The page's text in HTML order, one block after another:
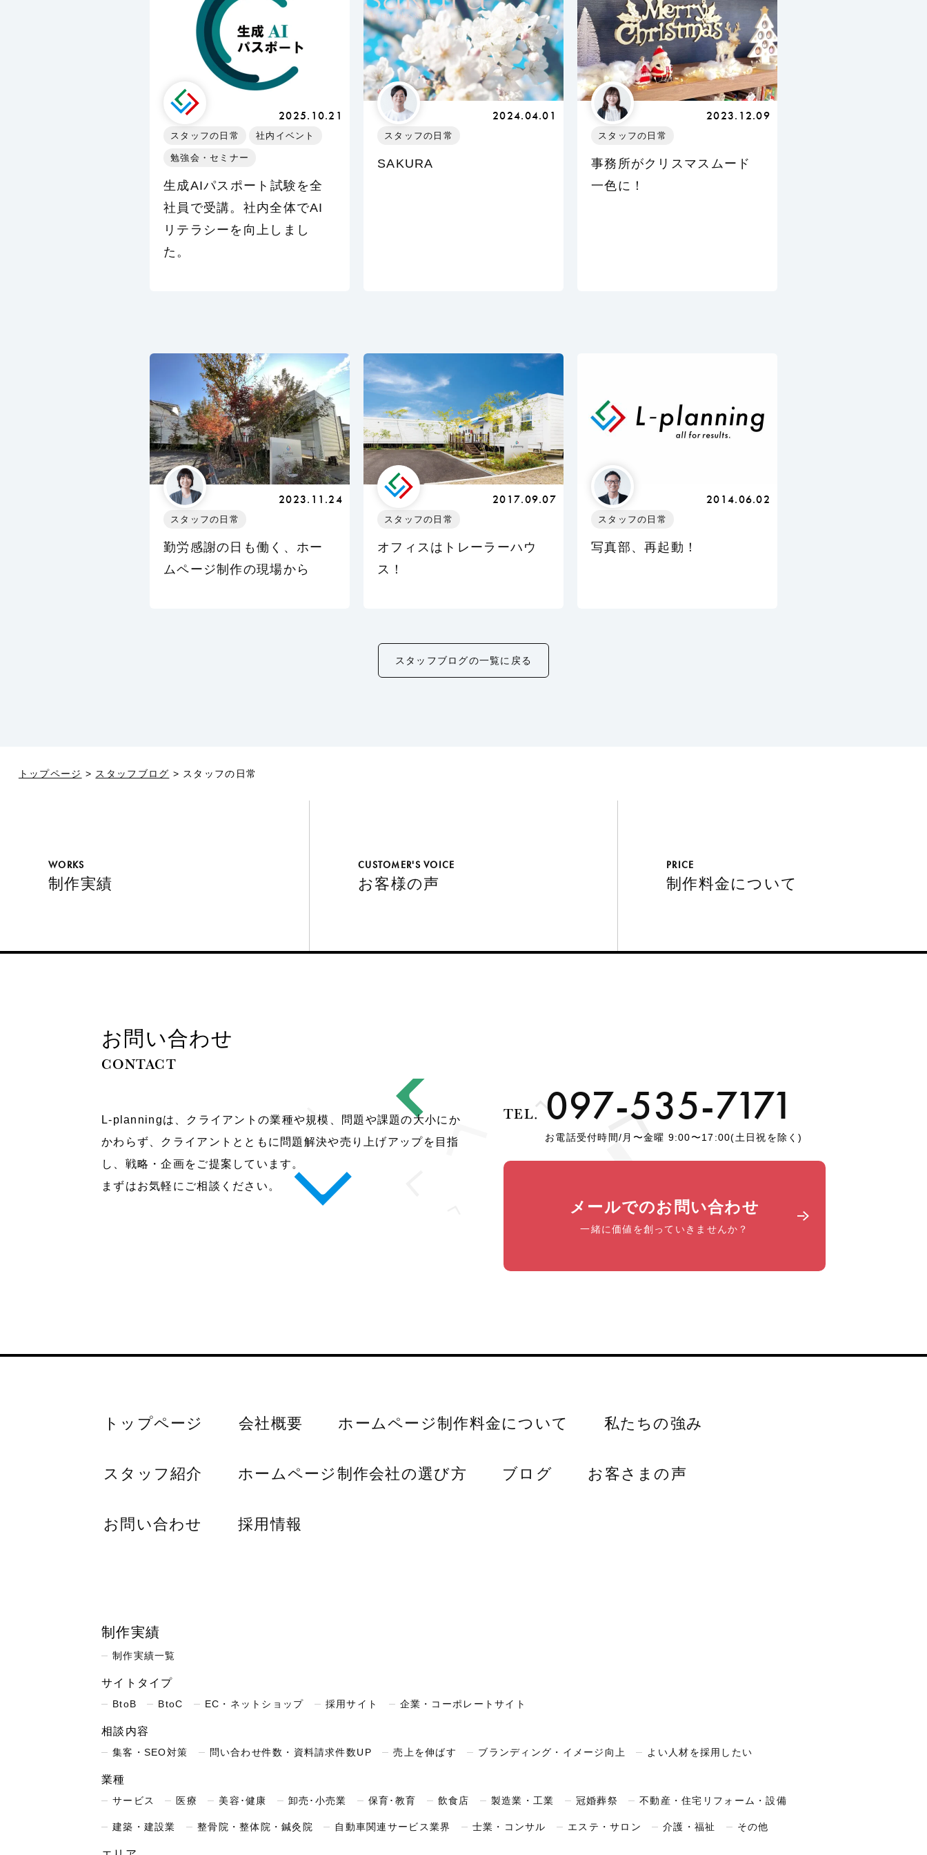
2025.10.21
スタッフの日常 社内イベント
勉強会・セミナー
生成AIパスポート試験を全
社員で受講。社内全体でAI
リテラシーを向上しまし
た。
2024.04.01
スタッフの日常
SAKURA
2023.12.09
スタッフの日常
事務所がクリスマスムード
一色に！
2023.11.24
スタッフの日常
勤労感謝の日も働く、ホー
ムページ制作の現場から
2017.09.07
スタッフの日常
オフィスはトレーラーハウ
ス！
2014.06.02
スタッフの日常
写真部、再起動！
スタッフブログの一覧に戻る
トップページ スタッフブログ スタッフの日常
WORKS
制作実績
CUSTOMER'S VOICE
お客様の声
PRICE
制作料金について
お問い合わせ
CONTACT
L-planningは、クライアントの業種や規模、問題や課題の大小にか
かわらず、クライアントとともに問題解決や売り上げアップを目指
し、戦略・企画をご提案しています。
まずはお気軽にご相談ください。
TEL. 097-535-7171
お電話受付時間/月〜金曜 9:00〜17:00(土日祝を除く)
メールでのお問い合わせ
一緒に価値を創っていきませんか？
トップページ 会社概要 ホームページ制作料金について 私たちの強み
スタッフ紹介 ホームページ制作会社の選び方 ブログ お客さまの声
お問い合わせ 採用情報
制作実績
制作実績一覧
サイトタイプ
BtoB BtoC EC・ネットショップ 採用サイト 企業・コーポレートサイト
相談内容
集客・SEO対策 問い合わせ件数・資料請求件数UP 売上を伸ばす ブランディング・イメージ向上 よい人材を採用したい
業種
サービス 医療 美容･健康 卸売･小売業 保育･教育 飲食店 製造業・工業 冠婚葬祭 不動産・住宅リフォーム・設備
建築・建設業 整骨院・整体院・鍼灸院 自動車関連サービス業界 士業・コンサル エステ・サロン 介護・福祉 その他